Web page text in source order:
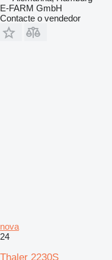
E-FARM GmbH
Contacte o vendedor
nova
24
Thaler 2230S